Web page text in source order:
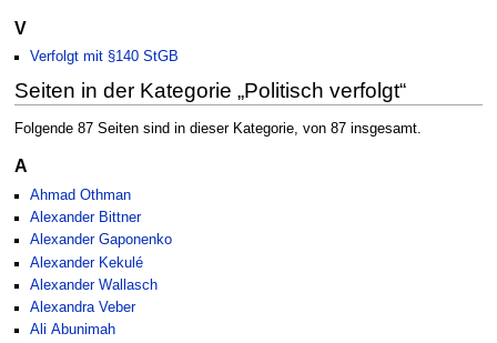
V
Verfolgt mit §140 StGB
Seiten in der Kategorie „Politisch verfolgt“
Folgende 87 Seiten sind in dieser Kategorie, von 87 insgesamt.
A
Ahmad Othman
Alexander Bittner
Alexander Gaponenko
Alexander Kekulé
Alexander Wallasch
Alexandra Veber
Ali Abunimah